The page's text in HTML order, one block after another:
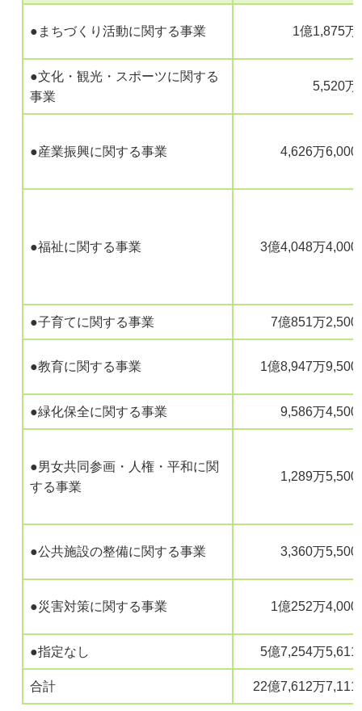
●まちづくり活動に関する事業 1億1,875万
●文化・観光・スポーツに関する
事業
5,520万
●産業振興に関する事業 4,626万6,000
●福祉に関する事業 3億4,048万4,000
●子育てに関する事業 7億851万2,500
●教育に関する事業 1億8,947万9,500
●緑化保全に関する事業 9,586万4,500
●男女共同参画・人権・平和に関
する事業
1,289万5,500
●公共施設の整備に関する事業 3,360万5,500
●災害対策に関する事業 1億252万4,000
●指定なし 5億7,254万5,611
合計 22億7,612万7,111